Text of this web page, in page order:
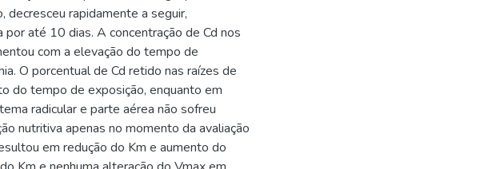
decresceu rapidamente a seguir,
até 10 dias. A concentração de Cd nos
com a elevação do tempo de
O porcentual de Cd retido nas raízes de
do tempo de exposição, enquanto em
radicular e parte aérea não sofreu
nutritiva apenas no momento da avaliação
em redução do Km e aumento do